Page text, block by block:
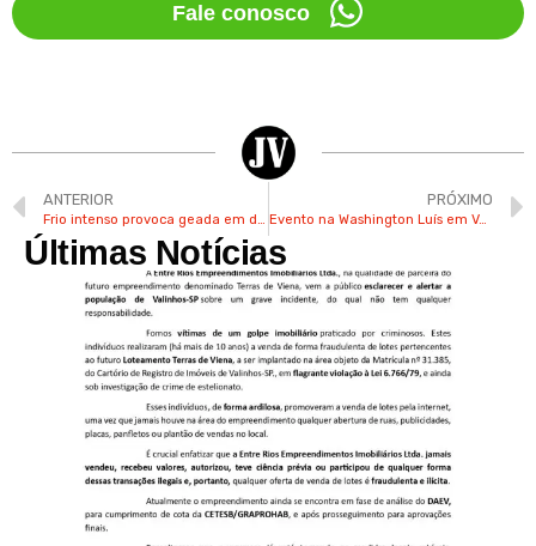
Fale conosco
ANTERIOR
Frio intenso provoca geada em diferentes regiões de Valinhos nesta sexta
PRÓXIMO
Evento na Washington Luís em Valinhos terá música, circo e oficinas neste sábado
Últimas Notícias